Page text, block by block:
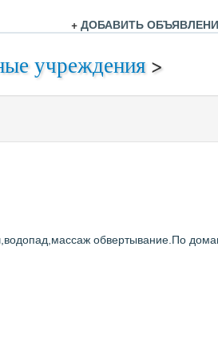
+ ДОБАВИТЬ
учреждения >
обвертывание.По